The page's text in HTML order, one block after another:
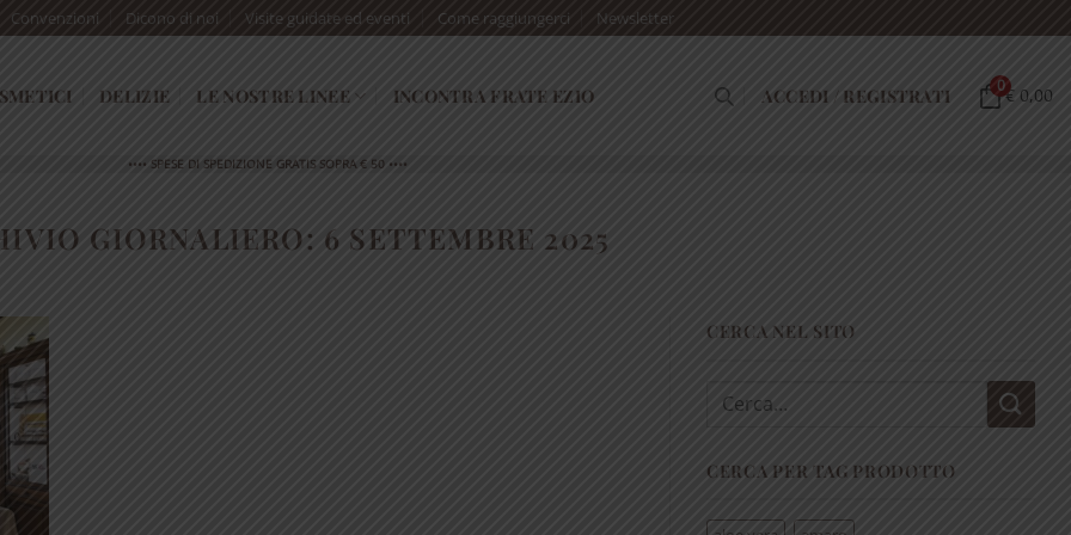
Convenzioni Dicono di noi Visite guidate ed eventi Come raggiungerci Newsletter
DELIZIE LE NOSTRE LINEE INCONTRA FRATE EZIO ACCEDI / REGISTRATI 0€ 0,00
•••• SPESE DI SPEDIZIONE GRATIS SOPRA € 50 ••••
GIORNALIERO: 6 SETTEMBRE 2025
CERCA NEL SITO
Cerca:
CERCA PER TAG PRODOTTO